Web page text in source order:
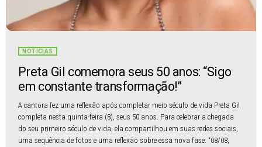
NOTÍCIAS
Preta Gil comemora seus 50 anos: “Sigo
em constante transformação!”
A cantora fez uma reflexão após completar meio século de vida Preta Gil
completa nesta quinta-feira (8), seus 50 anos. Para celebrar a chegada
do seu primeiro século de vida, ela compartilhou em suas redes sociais,
uma sequência de fotos e uma reflexão sobre essa nova fase. “08/08,